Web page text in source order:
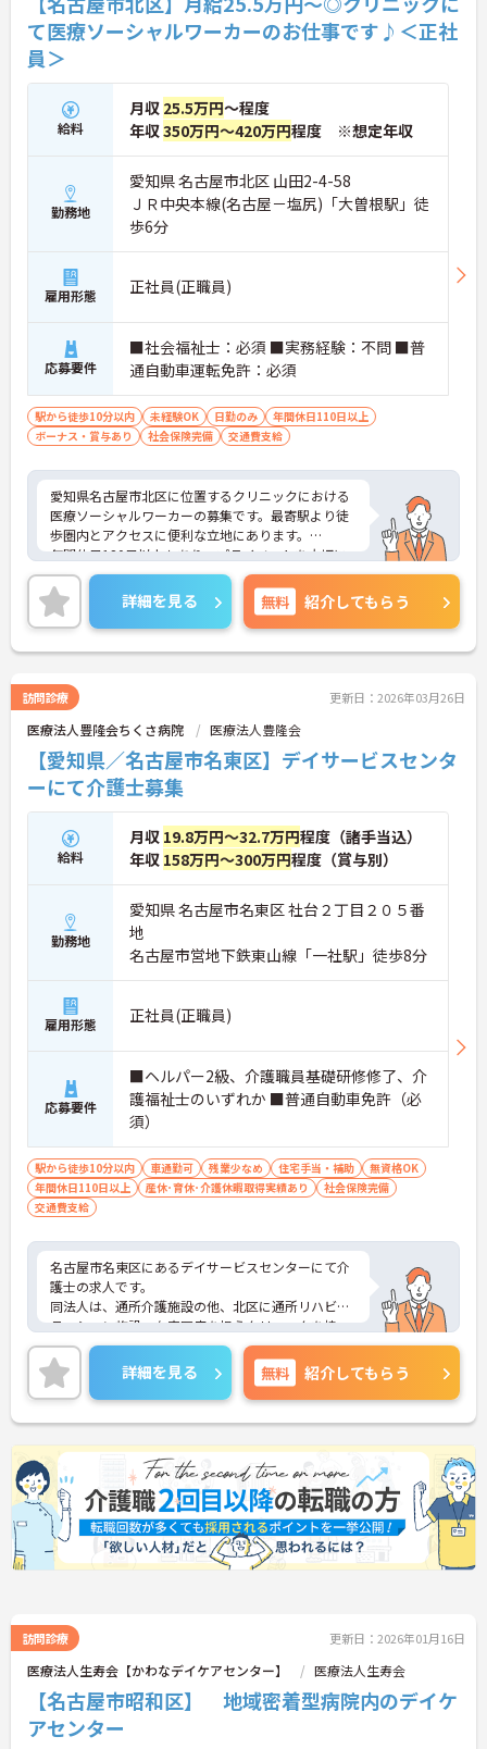
て医療ソーシャルワーカーのお仕事です♪＜正社
員＞
給料
月収 25.5万円～程度
年収350万円～420万円程度 ※想定年収
勤務地
愛知県 名古屋市北区 山田2-4-58
ＪＲ中央本線(名古屋－塩尻)「大曽根駅」徒
歩6分
雇用形態 正社員(正職員)
応募要件
■社会福祉士：必須 ■実務経験：不問 ■普
通自動車運転免許：必須
駅から徒歩10分以内 未経験OK 日勤のみ
年間休日110日以上
ボーナス・賞与あり
社会保険完備 交通費支給
愛知県名古屋市北区に位置するクリニックにおける
医療ソーシャルワーカーの募集です。最寄駅より徒
歩圏内とアクセスに便利な立地にあります。
年間休日120日以上もあり、プライベートを大切に
しながらご勤務いただけます。また、昇給・賞与制
度があり、頑張りがきちんと評価される環境です。
ご興味のある方には、面接対策ポイントなど、さら
に詳細をご案内しますのでお気軽にご相談くださ
い！
詳細を見る 無料 紹介してもらう
訪問診療 更新日：2026年03月26日
医療法人豊隆会ちくさ病院 医療法人豊隆会
【愛知県／名古屋市名東区】デイサービスセンタ
ーにて介護士募集
給料
月収 19.8万円～32.7万円程度（諸手当込）
年収 158万円～300万円程度（賞与別）
勤務地
愛知県 名古屋市名東区 社台２丁目２０５番
地
名古屋市営地下鉄東山線「一社駅」徒歩8分
雇用形態 正社員(正職員)
応募要件
■ヘルパー2級、介護職員基礎研修修了、介
護福祉士のいずれか ■普通自動車免許（必
須）
駅から徒歩10分以内 車通勤可 残業少なめ 住宅手当・補助
無資格OK
年間休日110日以上
産休･育休･介護休暇取得実績あり
社会保険完備
交通費支給
名古屋市名東区にあるデイサービスセンターにて介
護士の求人です。
同法人は、通所介護施設の他、北区に通所リハビリ
テーション施設、在宅医療を担うクリニックを持
ち、地域に根ざした質の高い医療・介護を提供して
います。
福利厚生充実しており、産休、育休など充実してま
すのでご家庭との両立も可能です。
ご興味のある方はお気軽にお問い合わせください！
詳細を見る 無料 紹介してもらう
訪問診療 更新日：2026年01月16日
医療法人生寿会【かわなデイケアセンター】 医療法人生寿会
【名古屋市昭和区】 地域密着型病院内のデイケ
アセンター